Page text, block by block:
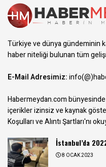
Türkiye ve dünya gündeminin
haber niteliği bulunan tüm
E-Mail Adresimiz:
Habermeydan.com bünyesinde
içerikler izinsiz ve kaynak
Koşulları ve Alıntı Şartları'nı
İstanbul’da
8 OCAK 2023